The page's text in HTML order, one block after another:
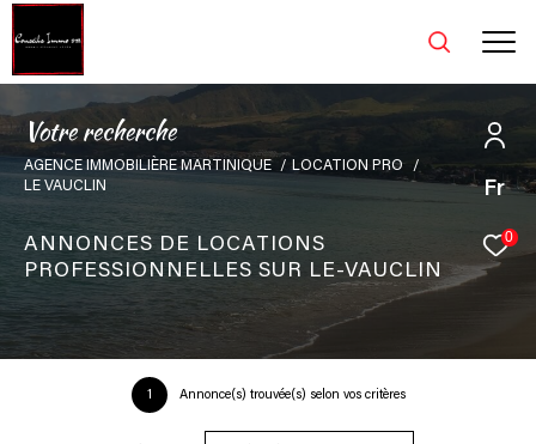
Fr
0
Votre recherche
AGENCE IMMOBILIÈRE MARTINIQUE
LOCATION PRO
LE VAUCLIN
ANNONCES DE LOCATIONS
PROFESSIONNELLES SUR LE-VAUCLIN
1 Annonce(s) trouvée(s) selon vos critères